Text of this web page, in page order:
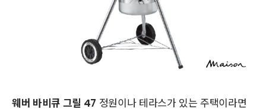
웨버 바비큐 그릴 47 정원이나 테라스가 있는 주택이라면